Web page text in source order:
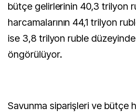
bütçe gelirlerinin 40,3 trilyon
harcamalarının 44,1 trilyon
ise 3,8 trilyon ruble
öngörülüyor.
Savunma siparişleri ve bütçe